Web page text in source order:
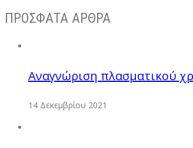
ΠΡΟΣΦΑΤΑ ΑΡΘΡΑ
Αναγνώριση πλασματικού
14 Δεκεμβρίου 2021